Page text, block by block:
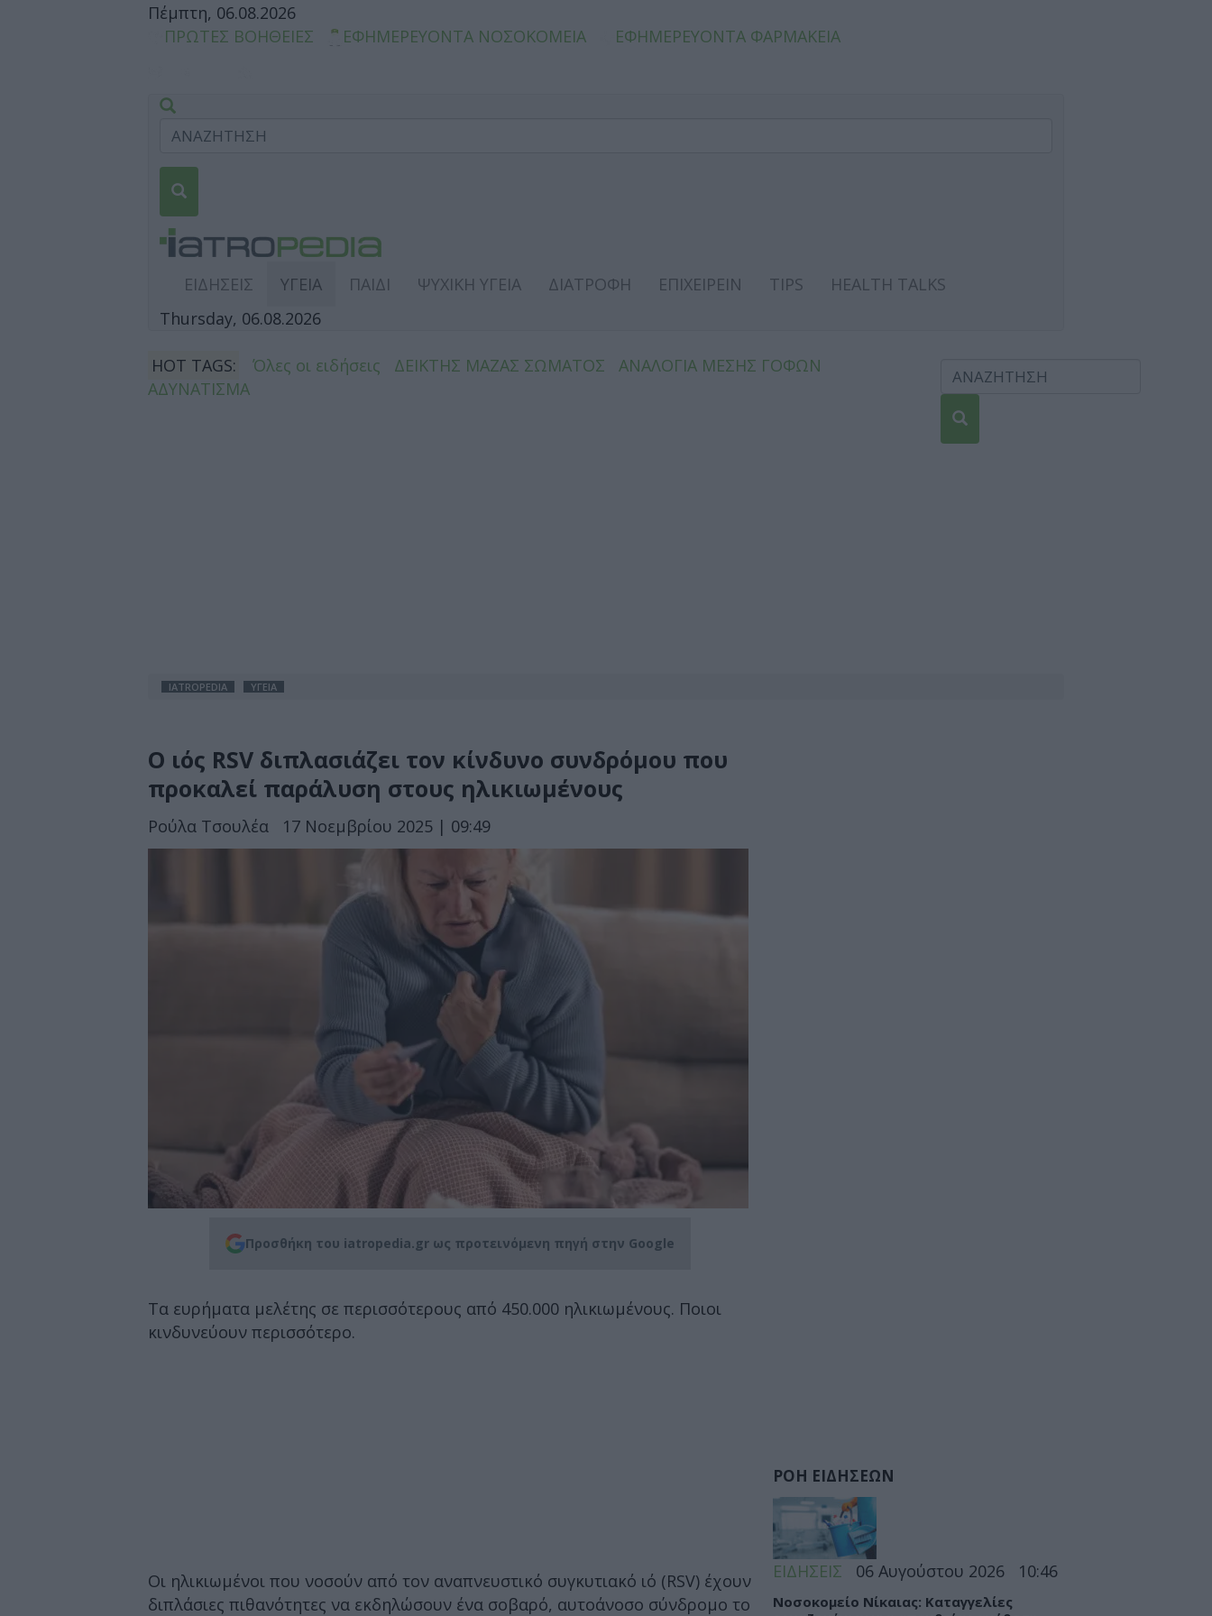
Πέμπτη, 06.08.2026
ΠΡΩΤΕΣ ΒΟΗΘΕΙΕΣ
ΕΦΗΜΕΡΕΥΟΝΤΑ ΝΟΣΟΚΟΜΕΙΑ ΕΦΗΜΕΡΕΥΟΝΤΑ ΦΑΡΜΑΚΕΙΑ
ΕΙΔΗΣΕΙΣ ΥΓΕΙΑ ΠΑΙΔΙ ΨΥΧΙΚΗ ΥΓΕΙΑ ΔΙΑΤΡΟΦΗ ΕΠΙΧΕΙΡΕΙΝ TIPS
HEALTH TALKS
Thursday, 06.08.2026
HOT TAGS: Όλες οι ειδήσεις ΔΕΙΚΤΗΣ ΜΑΖΑΣ ΣΩΜΑΤΟΣ
ΑΝΑΛΟΓΙΑ ΜΕΣΗΣ ΓΟΦΩΝ
ΑΔΥΝΑΤΙΣΜΑ
IATROPEDIA ΥΓΕΙΑ
Ο ιός RSV διπλασιάζει τον κίνδυνο συνδρόμου που
προκαλεί παράλυση στους ηλικιωμένους
Ρούλα Τσουλέα 17 Νοεμβρίου 2025 | 09:49
Προσθήκη του iatropedia.gr ως προτεινόμενη πηγή στην Google
Τα ευρήματα μελέτης σε περισσότερους από 450.000 ηλικιωμένους. Ποιοι
κινδυνεύουν περισσότερο.
Οι ηλικιωμένοι που νοσούν από τον αναπνευστικό συγκυτιακό ιό (RSV) έχουν
διπλάσιες πιθανότητες να εκδηλώσουν ένα σοβαρό, αυτοάνοσο σύνδρομο το
ΡΟΗ ΕΙΔΗΣΕΩΝ
ΕΙΔΗΣΕΙΣ 06 Αυγούστου 2026 10:46
Νοσοκομείο Νίκαιας: Καταγγελίες